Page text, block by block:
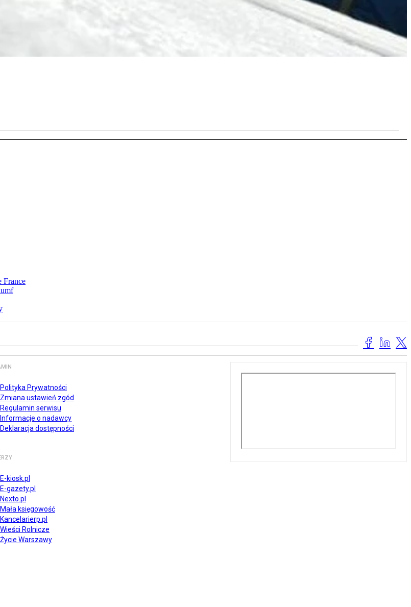
France
Polityka Prywatności
Zmiana ustawień zgód
Regulamin serwisu
Informacje o nadawcy
Deklaracja dostępności
E-kiosk.pl
E-gazety.pl
Nexto.pl
Mała księgowość
Kancelarierp.pl
Wieści Rolnicze
Życie Warszawy